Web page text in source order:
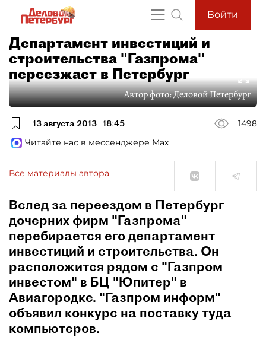
Войти
Департамент инвестиций и
строительства "Газпрома"
переезжает в Петербург
Автор фото:Деловой Петербург
13 августа 2013 18:45
1498
Читайте нас в мессенджере Max
Все материалы автора
Вслед за переездом в Петербург
дочерних фирм "Газпрома"
перебирается его департамент
инвестиций и строительства. Он
расположится рядом с "Газпром
инвестом" в БЦ "Юпитер" в
Авиагородке. "Газпром информ"
объявил конкурс на поставку туда
компьютеров.